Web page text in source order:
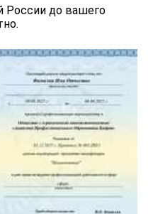
России до вашего